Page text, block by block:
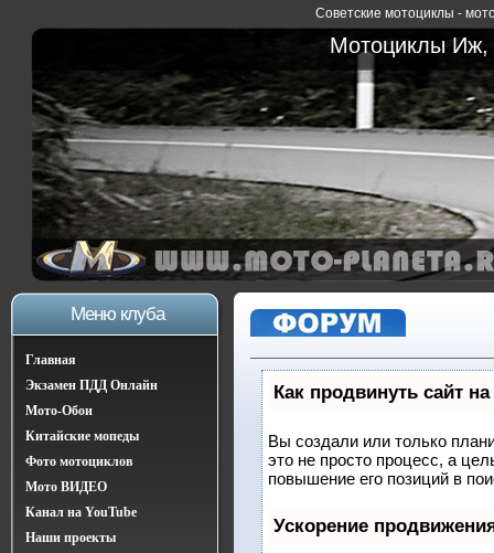
Советские мотоциклы -
Мотоциклы Иж,
Меню клуба
Главная
Экзамен ПДД Онлайн
Мото-Обои
Китайские мопеды
Фото мотоциклов
Мото ВИДЕО
Канал на YouTube
Наши проекты
Как продвинуть сайт
Вы создали или только
это не просто процесс, а
повышение его позиций в
Ускорение